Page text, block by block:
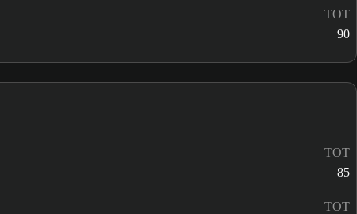
TOT
90
TOT
85
TOT